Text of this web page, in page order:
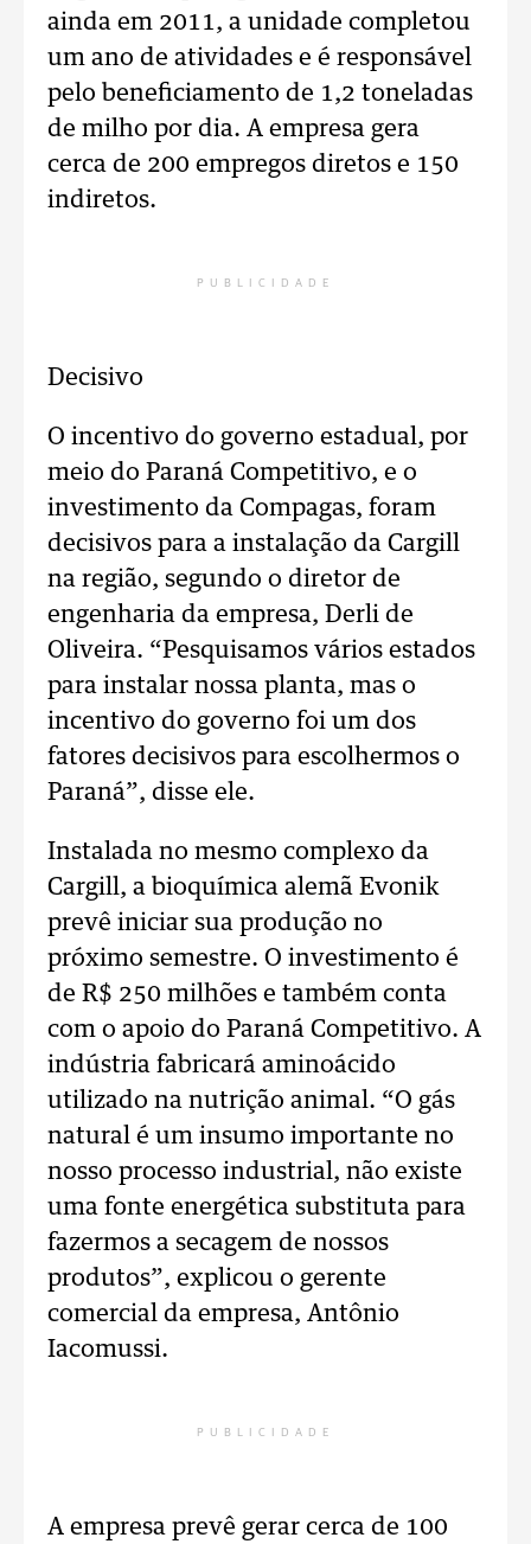
ainda em 2011, a unidade completou
um ano de atividades e é responsável
pelo beneficiamento de 1,2 toneladas
de milho por dia. A empresa gera
cerca de 200 empregos diretos e 150
indiretos.
PUBLICIDADE
Decisivo
O incentivo do governo estadual, por
meio do Paraná Competitivo, e o
investimento da Compagas, foram
decisivos para a instalação da Cargill
na região, segundo o diretor de
engenharia da empresa, Derli de
Oliveira. “Pesquisamos vários estados
para instalar nossa planta, mas o
incentivo do governo foi um dos
fatores decisivos para escolhermos o
Paraná”, disse ele.
Instalada no mesmo complexo da
Cargill, a bioquímica alemã Evonik
prevê iniciar sua produção no
próximo semestre. O investimento é
de R$ 250 milhões e também conta
com o apoio do Paraná Competitivo. A
indústria fabricará aminoácido
utilizado na nutrição animal. “O gás
natural é um insumo importante no
nosso processo industrial, não existe
uma fonte energética substituta para
fazermos a secagem de nossos
produtos”, explicou o gerente
comercial da empresa, Antônio
Iacomussi.
PUBLICIDADE
A empresa prevê gerar cerca de 100